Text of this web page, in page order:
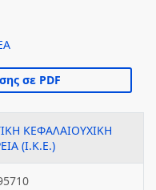
ΚΕΦΑΛΑΙΟΥΧΙΚΗ
(Ι.Κ.Ε.)